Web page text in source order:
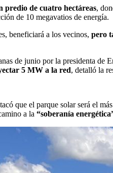
predio de cuatro hectáreas,
de 10 megavatios de energía.
beneficiará a los vecinos, pero
de junio por la presidenta
5 MW a la red, detalló la
que el parque solar será el
a la “soberanía